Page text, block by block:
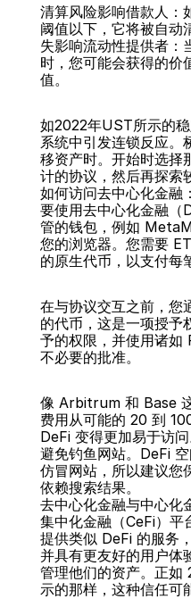
清算风险影响借款人：
阈值以下，它将被自动
失影响流动性提供者：
时，您可能会获得的价
值。
如2022年UST所示的
系统中引发连锁反应。
移资产时。开始时选择
计的协议，然后再探索
如何访问去中心化金融
要使用去中心化金融（
管的钱包，例如
您的浏览器。您需要
的原生代币，以支付每
在与协议交互之前，您
的代币，这是一项授予
予的权限，并使用诸
不必要的批准。
像 Arbitrum 和 Base
费用从可能的 20 到
DeFi 变得更加易于访
避免钓鱼网站。DeFi
仿冒网站，所以建议您
依赖搜索结果。
去中心化金融与中心化
集中化金融（CeFi）
提供类似 DeFi 的服务
并具有更友好的用户体
管理他们的资产。正如
示的那样，这种信任可